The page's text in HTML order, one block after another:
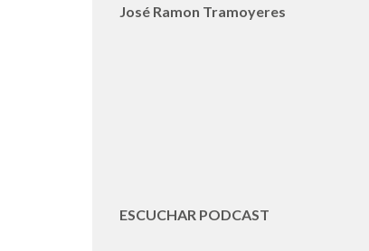
José Ramon Tramoyeres
ESCUCHAR PODCAST